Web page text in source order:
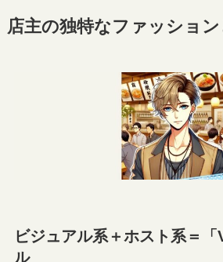
店主の独特なファッショ
ビジュアル系＋ホスト系＝「
ル